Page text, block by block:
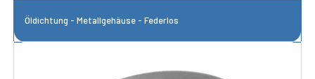
Öldichtung - Metallgehäuse - Federlos